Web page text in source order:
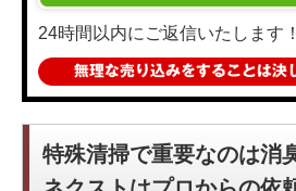
24時間以内にご返信いたします！
特殊清掃で重要なのは消